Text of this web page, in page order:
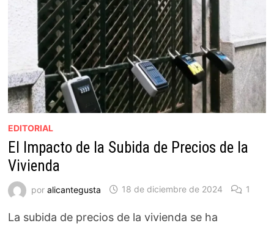
EDITORIAL
El Impacto de la Subida de Precios de la
Vivienda
por alicantegusta 18 de diciembre de 2024 1
La subida de precios de la vivienda se ha